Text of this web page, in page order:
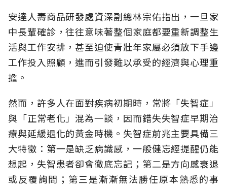
安達人壽商品研發處資深副總林宗佑指出，一旦家
中長輩確診，往往意味著整個家庭都要重新調整生
活與工作安排，甚至迫使青壯年家屬必須放下手邊
工作投入照顧，進而引發難以承受的經濟與心理重
擔。
然而，許多人在面對疾病初期時，常將「失智症」
與「正常老化」混為一談，因而錯失失智症早期治
療與延緩退化的黃金時機。失智症前兆主要具備三
大特徵：第一是缺乏病識感，一般健忘經提醒仍能
想起，失智患者卻會徹底忘記；第二是方向感衰退
或反覆詢問；第三是漸漸無法勝任原本熟悉的事